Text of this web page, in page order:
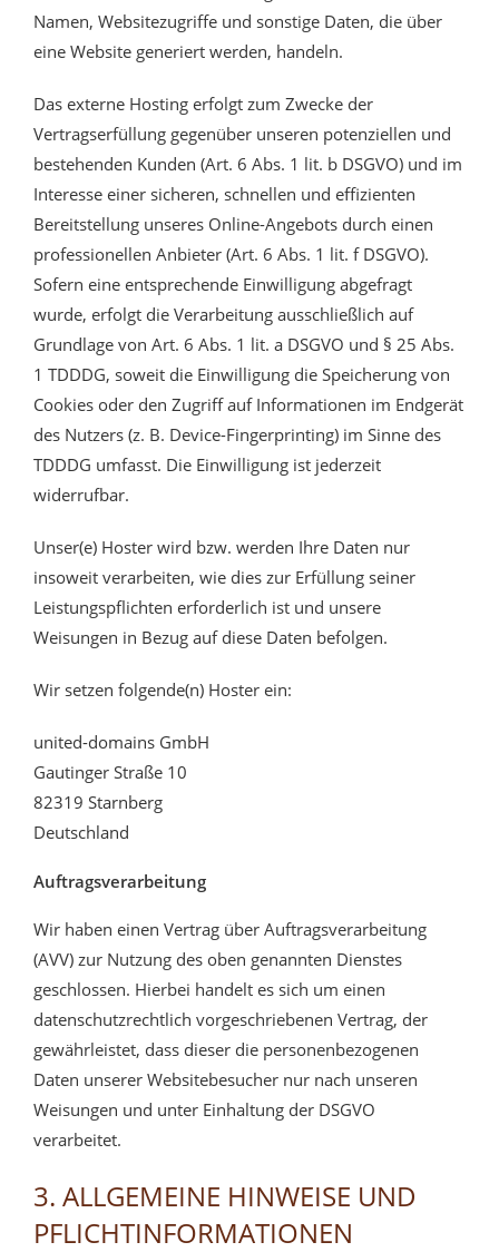
Namen, Websitezugriffe und sonstige Daten, die über
eine Website generiert werden, handeln.
Das externe Hosting erfolgt zum Zwecke der
Vertragserfüllung gegenüber unseren potenziellen und
bestehenden Kunden (Art. 6 Abs. 1 lit. b DSGVO) und im
Interesse einer sicheren, schnellen und effizienten
Bereitstellung unseres Online-Angebots durch einen
professionellen Anbieter (Art. 6 Abs. 1 lit. f DSGVO).
Sofern eine entsprechende Einwilligung abgefragt
wurde, erfolgt die Verarbeitung ausschließlich auf
Grundlage von Art. 6 Abs. 1 lit. a DSGVO und § 25 Abs.
1 TDDDG, soweit die Einwilligung die Speicherung von
Cookies oder den Zugriff auf Informationen im Endgerät
des Nutzers (z. B. Device-Fingerprinting) im Sinne des
TDDDG umfasst. Die Einwilligung ist jederzeit
widerrufbar.
Unser(e) Hoster wird bzw. werden Ihre Daten nur
insoweit verarbeiten, wie dies zur Erfüllung seiner
Leistungspflichten erforderlich ist und unsere
Weisungen in Bezug auf diese Daten befolgen.
Wir setzen folgende(n) Hoster ein:
united-domains GmbH
Gautinger Straße 10
82319 Starnberg
Deutschland
Auftragsverarbeitung
Wir haben einen Vertrag über Auftragsverarbeitung
(AVV) zur Nutzung des oben genannten Dienstes
geschlossen. Hierbei handelt es sich um einen
datenschutzrechtlich vorgeschriebenen Vertrag, der
gewährleistet, dass dieser die personenbezogenen
Daten unserer Websitebesucher nur nach unseren
Weisungen und unter Einhaltung der DSGVO
verarbeitet.
3. ALLGEMEINE HINWEISE UND
PFLICHT­INFORMATIONEN